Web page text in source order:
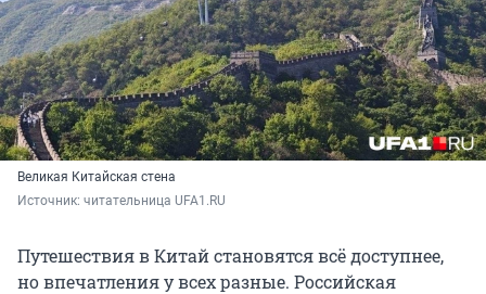
Великая Китайская стена
Источник: читательница UFA1.RU
Путешествия в Китай становятся всё доступнее,
но впечатления у всех разные. Российская